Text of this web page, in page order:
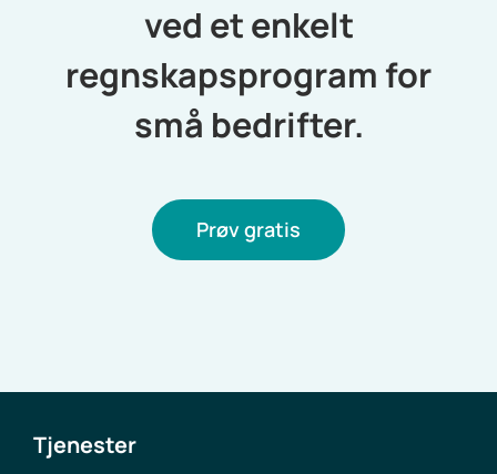
ved et enkelt
regnskapsprogram for
små bedrifter.
Prøv gratis
Tjenester